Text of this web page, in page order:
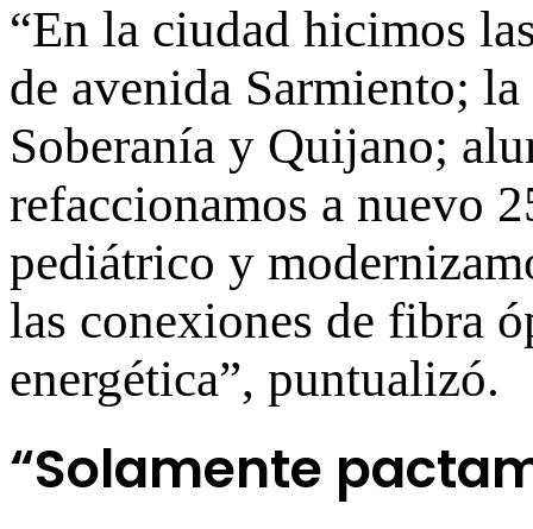
“En la ciudad hicimos
de avenida Sarmiento;
Soberanía y Quijano;
refaccionamos a nuevo
pediátrico y
las conexiones de fibra
energética”, puntualizó.
“Solamente